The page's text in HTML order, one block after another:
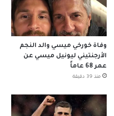
وفاة خورخي ميسي والد النجم
الأرجنتيني ليونيل ميسي عن
عمر 68 عاماً
منذ 39 دقيقة